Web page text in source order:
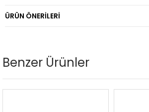
ÜRÜN ÖNERILERI
Benzer Ürünler